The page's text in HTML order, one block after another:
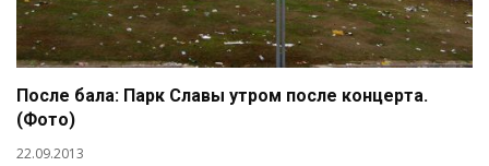
После бала: Парк Славы утром после концерта.
(Фото)
22.09.2013